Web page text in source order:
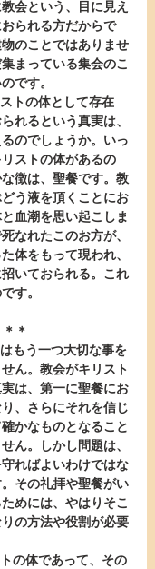
会という、目に見え
られる方だからで
のことではありませ
まっている集会のこ
です。
れるという真実は、
のでしょうか。いっ
ストの体があるの
徴は、聖餐です。教
う液を頂くことにお
血潮を思い起こしま
なれたこのお方が、
体をもって現われ、
いておられる。これ
す。
＊＊
ん。教会がキリスト
は、第一に聖餐にお
、さらにそれを信じ
かなものとなること
ん。しかし問題は、
ればよいわけではな
その礼拝や聖餐がい
めには、やはりそこ
の方法や役割が必要